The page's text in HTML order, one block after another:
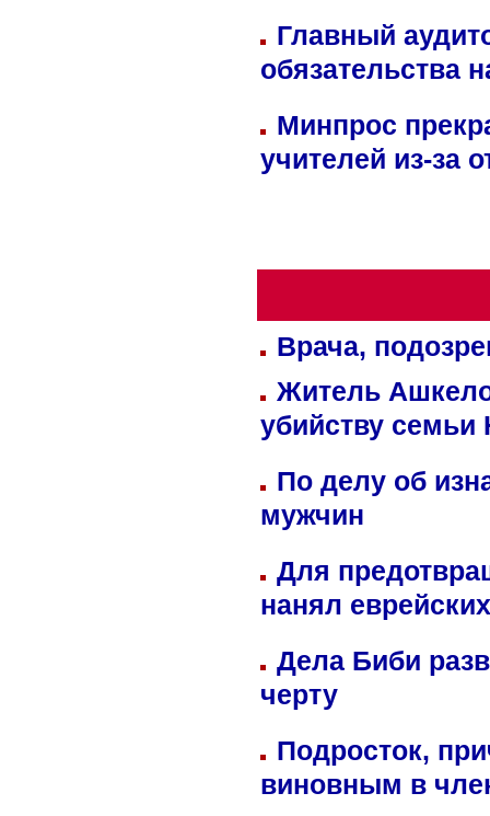
Главный
обязательства
Минпрос
учителей из-за
Врача,
Житель
убийству семьи
По делу об
мужчин
Для
нанял
Дела Биби
черту
Подросток,
виновным в